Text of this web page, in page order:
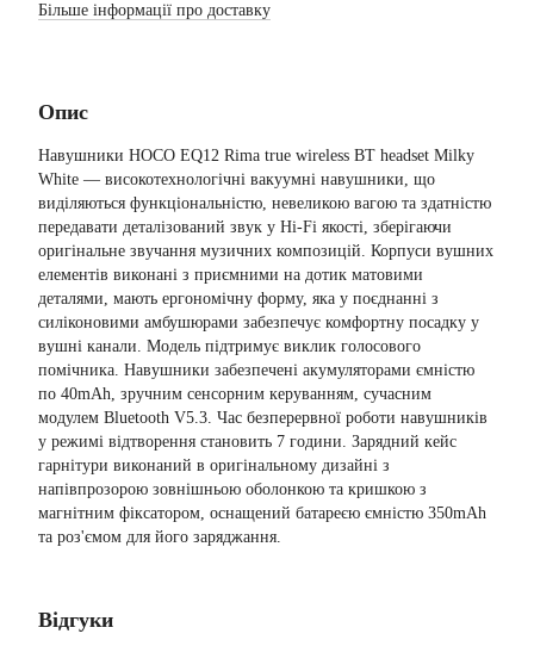
Більше інформації про доставку
Опис
Навушники HOCO EQ12 Rima true wireless BT headset Milky
White — високотехнологічні вакуумні навушники, що
виділяються функціональністю, невеликою вагою та здатністю
передавати деталізований звук у Hi-Fi якості, зберігаючи
оригінальне звучання музичних композицій. Корпуси вушних
елементів виконані з приємними на дотик матовими
деталями, мають ергономічну форму, яка у поєднанні з
силіконовими амбушюрами забезпечує комфортну посадку у
вушні канали. Модель підтримує виклик голосового
помічника. Навушники забезпечені акумуляторами ємністю
по 40mAh, зручним сенсорним керуванням, сучасним
модулем Bluetooth V5.3. Час безперервної роботи навушників
у режимі відтворення становить 7 години. Зарядний кейс
гарнітури виконаний в оригінальному дизайні з
напівпрозорою зовнішньою оболонкою та кришкою з
магнітним фіксатором, оснащений батареєю ємністю 350mAh
та роз'ємом для його заряджання.
Відгуки